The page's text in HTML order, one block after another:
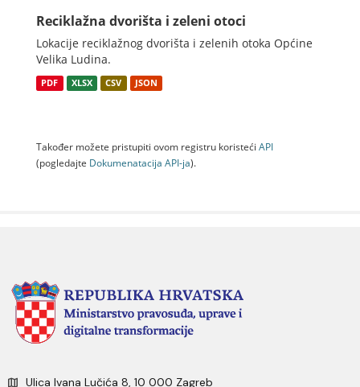
Reciklažna dvorišta i zeleni otoci
Lokacije reciklažnog dvorišta i zelenih otoka Općine
Velika Ludina.
PDF XLSX CSV JSON
Također možete pristupiti ovom registru koristeći API
(pogledajte Dokumenаtаcijа API-jа).